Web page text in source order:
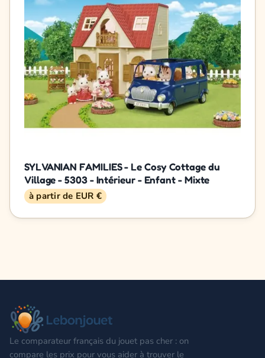
SYLVANIAN FAMILIES - Le Cosy Cottage du
Village - 5303 - Intérieur - Enfant - Mixte
à partir de EUR €
Le comparateur français du jouet pas cher : on
compare les prix pour vous aider à trouver le